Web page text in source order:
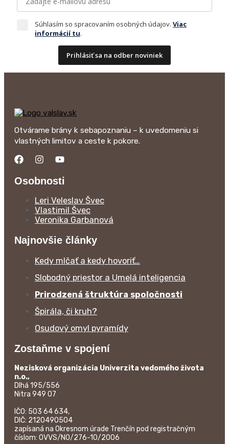
Súhlasím so spracovaním osobných údajov. Viac
informácií tu.
Prihlásiť sa na odber noviniek
Otvárame brány k sebapoznaniu – k uvedomeniu si
vlastných limitov a ceste k pokore.
Osobnosti
Leri Veleslav Švec
Vlastimil Švec
Veronika Garbanová
Najnovšie články
Kedy mlčať a kedy hovoriť…
Slobodný priestor a Umelá inteligencia
Prirodzená štruktúra spoločnosti
Špirála, či kruh?
Osudový omyl pyramídy
Zostaňme v spojení
Nezisková organizácia Univerzita vedomého života
n.o.,
Dlhá 195/556
Nitra 949 07
IČO: 503 64 634,
DIČ: 2120490504
zapísaná na Okresnom úrade Trenčín pod registračným
číslom: OVVS/NO/276-10/2006